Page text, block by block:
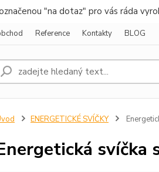
"na dotaz" pro vás ráda
Reference Kontakty BLOG
ENERGETICKÉ SVÍČKY
svíčka